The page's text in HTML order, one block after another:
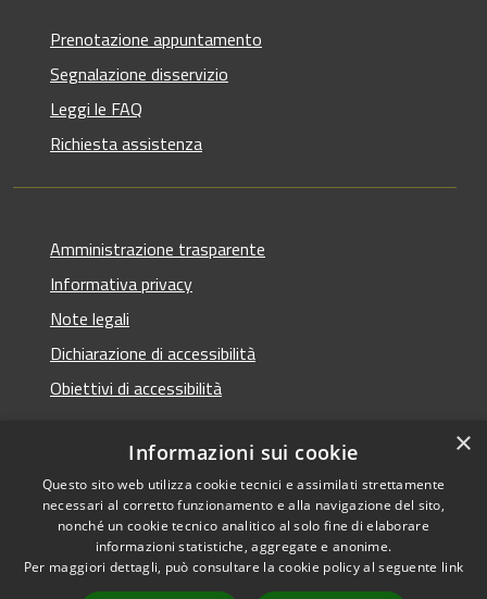
Prenotazione appuntamento
Segnalazione disservizio
Leggi le FAQ
Richiesta assistenza
Amministrazione trasparente
Informativa privacy
Note legali
Dichiarazione di accessibilità
Obiettivi di accessibilità
RSS
Accessibilità
Cookie
Copyright © 2026 • Comune di
Termini Imerese • Powered
byMunicipium•
redazione
×
Informazioni sui cookie
Questo sito web utilizza cookie tecnici e assimilati strettamente
necessari al corretto funzionamento e alla navigazione del sito,
nonché un cookie tecnico analitico al solo fine di elaborare
informazioni statistiche, aggregate e anonime.
Per maggiori dettagli, può consultare la cookie policy al seguente link